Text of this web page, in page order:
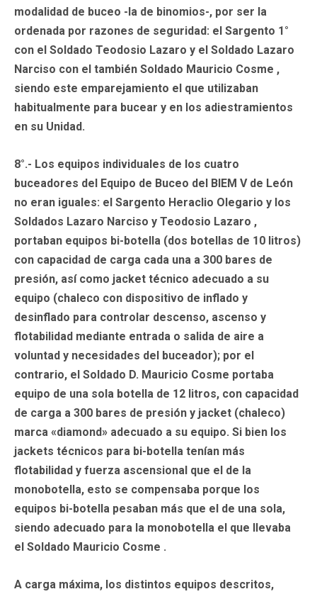
modalidad de buceo -la de binomios-, por ser la
ordenada por razones de seguridad: el Sargento 1°
con el Soldado Teodosio Lazaro y el Soldado Lazaro
Narciso con el también Soldado Mauricio Cosme ,
siendo este emparejamiento el que utilizaban
habitualmente para bucear y en los adiestramientos
en su Unidad.
8°.- Los equipos individuales de los cuatro
buceadores del Equipo de Buceo del BIEM V de León
no eran iguales: el Sargento Heraclio Olegario y los
Soldados Lazaro Narciso y Teodosio Lazaro ,
portaban equipos bi-botella (dos botellas de 10 litros)
con capacidad de carga cada una a 300 bares de
presión, así como jacket técnico adecuado a su
equipo (chaleco con dispositivo de inflado y
desinflado para controlar descenso, ascenso y
flotabilidad mediante entrada o salida de aire a
voluntad y necesidades del buceador); por el
contrario, el Soldado D. Mauricio Cosme portaba
equipo de una sola botella de 12 litros, con capacidad
de carga a 300 bares de presión y jacket (chaleco)
marca «diamond» adecuado a su equipo. Si bien los
jackets técnicos para bi-botella tenían más
flotabilidad y fuerza ascensional que el de la
monobotella, esto se compensaba porque los
equipos bi-botella pesaban más que el de una sola,
siendo adecuado para la monobotella el que llevaba
el Soldado Mauricio Cosme .
A carga máxima, los distintos equipos descritos,